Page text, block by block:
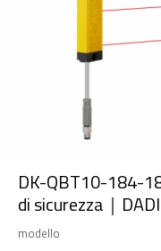
DK-QBT10-184-
di sicurezza｜
modello